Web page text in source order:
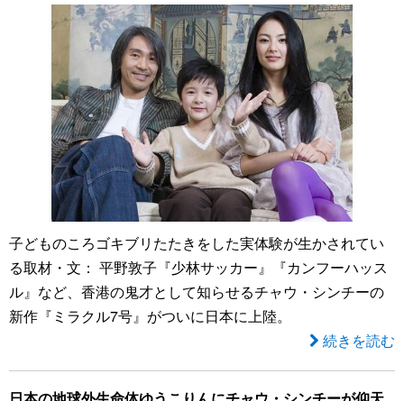
子どものころゴキブリたたきをした実体験が生かされてい
る取材・文： 平野敦子『少林サッカー』『カンフーハッス
ル』など、香港の鬼才として知らせるチャウ・シンチーの
新作『ミラクル7号』がついに日本に上陸。
続きを読む